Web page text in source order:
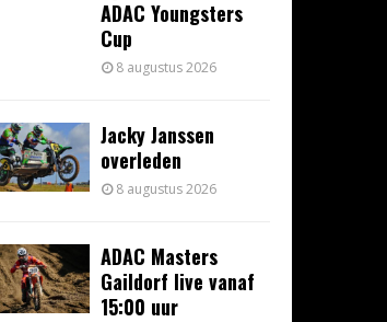
ADAC Youngsters
Cup
8 augustus 2026
Jacky Janssen
overleden
8 augustus 2026
ADAC Masters
Gaildorf live vanaf
15:00 uur